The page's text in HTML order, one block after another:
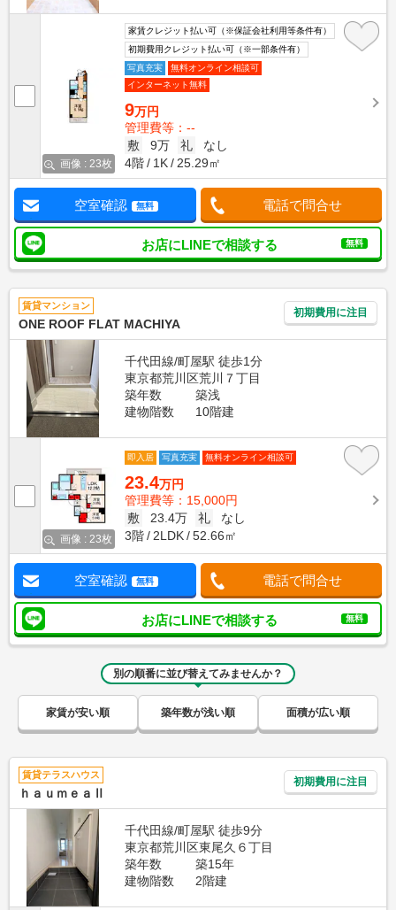
画像 : 23枚
家賃クレジット払い可（※保証会社利用等条件有）
初期費用クレジット払い可（※一部条件有）
写真充実
無料オンライン相談可
インターネット無料
9万円
管理費等：--
敷
9万 礼
なし
4階
1K 25.29㎡
空室確認 無料 電話で問合せ
お店にLINEで相談する 無料
賃貸マンション
ONE ROOF FLAT MACHIYA
初期費用に注目
千代田線/町屋駅 徒歩1分
東京都荒川区荒川７丁目
築年数
築浅
建物階数
10階建
画像 : 23枚
即入居 写真充実 無料オンライン相談可
23.4万円
管理費等：15,000円
敷
23.4万 礼
なし
3階
2LDK 52.66㎡
空室確認 無料 電話で問合せ
お店にLINEで相談する 無料
別の順番に並び替えてみませんか？
家賃が安い順 築年数が浅い順 面積が広い順
賃貸テラスハウス
ｈａｕｍｅａⅡ
初期費用に注目
千代田線/町屋駅 徒歩9分
東京都荒川区東尾久６丁目
築年数
築15年
建物階数
2階建